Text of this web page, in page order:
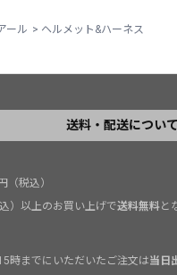
ール > ヘルメット&ハーネス
送料・配送について
（税込）
）以上のお買い上げで送料無料と
時までにいただいたご注文は当日